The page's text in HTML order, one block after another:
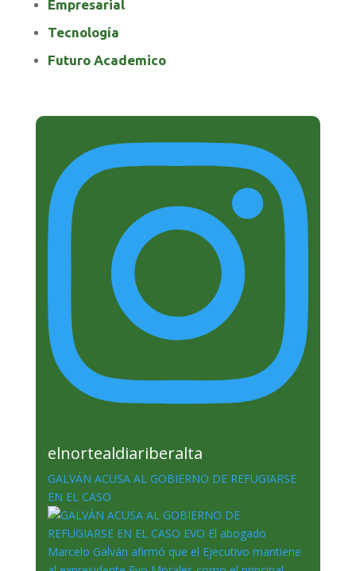
Empresarial
Tecnología
Futuro Academico
elnortealdiariberalta
GALVÁN ACUSA AL GOBIERNO DE REFUGIARSE
EN EL CASO